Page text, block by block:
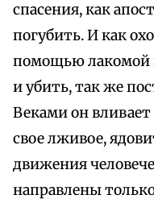
спасения, как
погубить. И как
помощью лакомой
и убить, так же
Веками он
свое лживое,
движения
направлены